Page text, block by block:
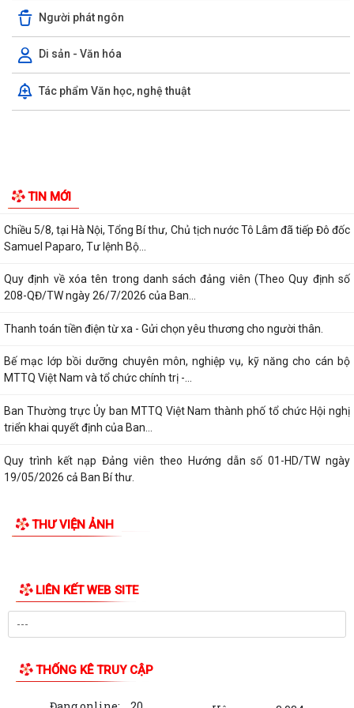
Người phát ngôn
Di sản - Văn hóa
Tác phẩm Văn học, nghệ thuật
TIN MỚI
Xăm mình có được đi nghĩa vụ quân sự không?
Hỏi - Trả lời: Học hết lớp mấy thì đủ tiêu chuẩn đi nghĩa vụ Quân sự?
Hãy cùng chung tay lan tỏa yêu thương – Gieo mầm sự sống!
huấn chuyển giao khoa học kỹ...
Công an xã Phú Thái phát hiện và xử lý 02 trường hợp đăng tải nội
dung xuyên tạc sai sự thật trên...
Công an xã Phú Thái khuyến cáo phòng, chống lừa đảo "Đơn hàng
logistics", "Ghép đơn", "Nhiệm vụ...
Chiều 5/8, tại Hà Nội, Tổng Bí thư, Chủ tịch nước Tô Lâm đã tiếp Đô đốc
Quy định về xóa tên trong danh sách đảng viên (Theo Quy định số
Thanh toán tiền điện từ xa - Gửi chọn yêu thương cho người thân.
Bế mạc lớp bồi dưỡng chuyên môn, nghiệp vụ, kỹ năng cho cán bộ
MTTQ Việt Nam và tổ chức chính trị -...
triển khai quyết định của Ban...
nguyên số.
nhận thức về Đảng khóa IV năm...